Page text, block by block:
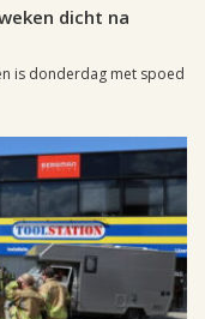
dicht na
is donderdag met spoed